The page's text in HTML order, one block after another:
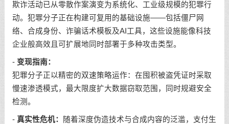
欺诈活动已从零散作案演变为系统化、工业级规模的犯罪行
动。犯罪分子正在构建可复用的基础设施——包括僵尸网
络、合成身份、诈骗话术模板及AI工具，这些设施能像科技
企业般高效且可扩展地同时部署于多种攻击类型。
- 变现指南：
犯罪分子正以精密的双速策略运作：在囤积被盗凭证时采取
慢速渗透模式，最大限度扩大数据窃取范围，同时规避安全
检测。
- 真实性危机：
随着深度伪造技术与合成内容的泛滥，支付生